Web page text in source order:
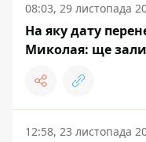
08:03, 29 листопада
На яку дату
Миколая: ще
12:58, 23 листопада